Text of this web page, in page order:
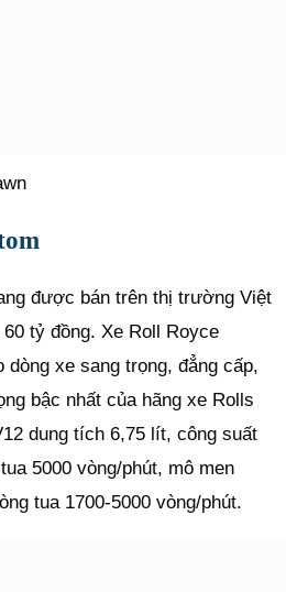
được bán trên thị trường Việt
tỷ đồng. Xe Roll Royce
xe sang trọng, đẳng cấp,
bậc nhất của hãng xe Rolls
dung tích 6,75 lít, công suất
5000 vòng/phút, mô men
tua 1700-5000 vòng/phút.